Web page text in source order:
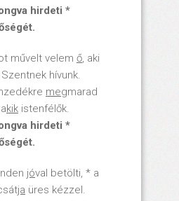
hirdeti *
művelt velem ő, aki
Szentnek hívunk.
megmarad
kik istenfélők.
hirdeti *
jóval betölti, * a
ja üres kézzel.